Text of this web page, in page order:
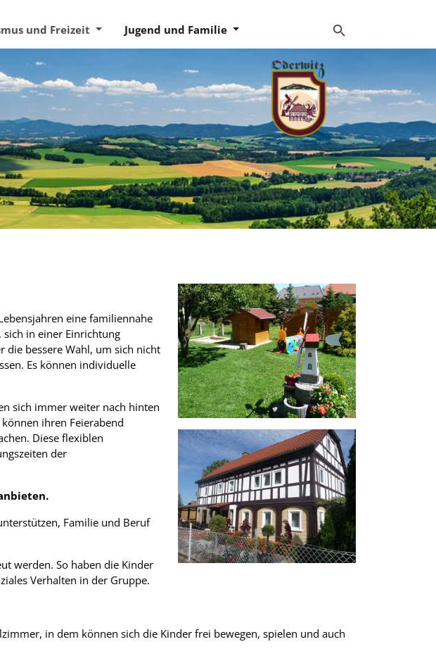
und Freizeit Jugend und Familie
eine familiennahe
sich in einer Einrichtung
die bessere Wahl, um sich nicht
Es können individuelle
sich immer weiter nach hinten
ihren Feierabend
Diese flexiblen
der
Familie und Beruf
werden. So haben die Kinder
Verhalten in der Gruppe.
in dem können sich die Kinder frei bewegen, spielen und auch